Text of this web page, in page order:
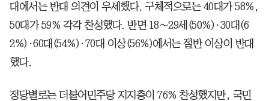
대에서는 반대 의견이 우세했다. 구체적으로는 40대가 58%,
50대가 59% 각각 찬성했다. 반면 18∼29세(50%)·30대(6
2%)·60대(54%)·70대 이상(56%)에서는 절반 이상이 반대
했다.
정당별로는 더불어민주당 지지층이 76% 찬성했지만, 국민